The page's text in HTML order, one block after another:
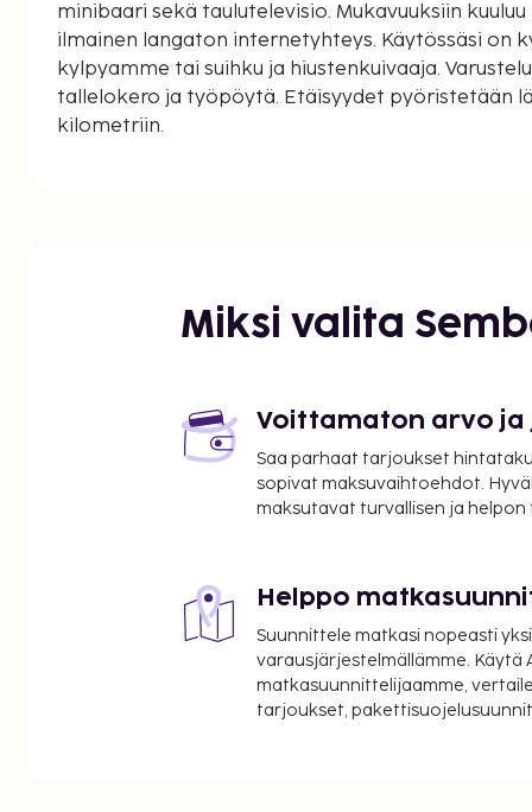
minibaari sekä taulutelevisio. Mukavuuksiin
ilmainen langaton internetyhteys. Käytössäsi on
kylpyamme tai suihku ja hiustenkuivaaja.
tallelokero ja työpöytä. Etäisyydet pyöristetään
kilometriin.
Hôtel de Ville -kaupungintalo - 1,4 km / 0,9 mi
Rue de Rivoli - 1,4 km / 0,9 mi
Boulevard Haussmann (bulevardi) - 1,8 km / 1,1 mi
Notre-Damen katedraali - 1,8 km / 1,1 mi
Grévinin museo - 1,9 km / 1,2 mi
Parc de Belleville (puisto) - 1,9 km / 1,2 mi
Lähimmät lentokentät ovat:
Orlyn lentokenttä (ORY) - 19,3 km / 12 mi
Roissy - Charles de Gaullen lentokenttä (CDG) -
Majoituspaikan ensisijainen lentokenttä on Orlyn
Miksi valita
Voittamaton arvo ja
Saa parhaat tarjoukset
sopivat maksuvaihtoehdot.
maksutavat turvallisen ja
Helppo
Suunnittele matkasi nopeasti
varausjärjestelmällämme. Käytä
matkasuunnittelijaamme,
tarjoukset,